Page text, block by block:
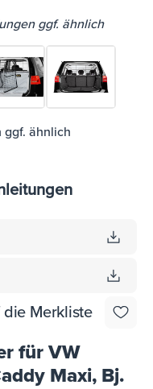
ggf. ähnlich
ggf. ähnlich
die Merkliste
für VW
Maxi, Bj.